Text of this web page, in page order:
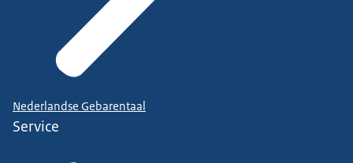
Nederlandse Gebarentaal
Service